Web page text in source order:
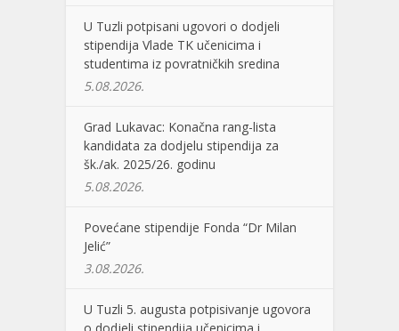
U Tuzli potpisani ugovori o dodjeli
stipendija Vlade TK učenicima i
studentima iz povratničkih sredina
5.08.2026.
Grad Lukavac: Konačna rang-lista
kandidata za dodjelu stipendija za
šk./ak. 2025/26. godinu
5.08.2026.
Povećane stipendije Fonda “Dr Milan
Jelić”
3.08.2026.
U Tuzli 5. augusta potpisivanje ugovora